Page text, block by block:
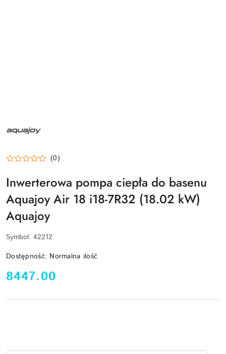
AQUAJOY
(0)
Inwerterowa pompa ciepła do basenu
Aquajoy Air 18 i18-7R32 (18.02 kW)
Aquajoy
Symbol: 42212
Dostępność: Normalna ilość
cena:
8447.00